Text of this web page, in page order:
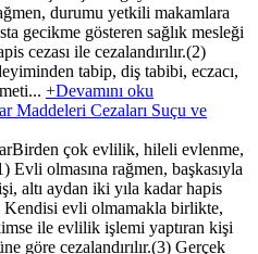
durumu yetkili makamlara
gecikme gösteren sağlık mesleği
cezası ile cezalandırılır.(2)
tabip, diş tabibi, eczacı,
+Devamını oku
Maddeleri Cezaları Suçu ve
çok evlilik, hileli evlenme,
Evli olmasına rağmen, başkasıyla
altı aydan iki yıla kadar hapis
Kendisi evli olmamakla birlikte,
ile evlilik işlemi yaptıran kişi
göre cezalandırılır.(3) Gerçek